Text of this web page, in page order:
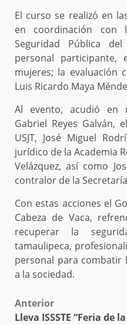
El curso se realizó en
en coordinación con
Seguridad Pública
personal
mujeres; la evaluación
Luis Ricardo Maya
Al evento, acudió en
Gabriel Reyes Galván,
USJT, José Miguel
jurídico de la Academia
Velázquez, así como
contralor de la
Con estas acciones el
Cabeza de Vaca,
recuperar la
tamaulipeca,
personal para combatir
a la sociedad.
Post
Anterior
Lleva ISSSTE “Feria de